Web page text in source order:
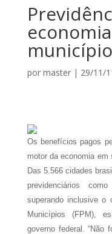
por master| 29/11/
Os benefícios pagos
motor da economia
Das 5.566 cidades
previdenciários
superando inclusive o
Municípios (FPM),
governo federal. “Não